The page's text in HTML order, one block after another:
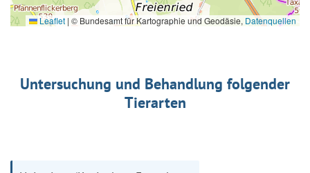
Leaflet | © Bundesamt für Kartographie und Geodäsie, Datenquellen
Untersuchung und Behandlung folgender
Tierarten